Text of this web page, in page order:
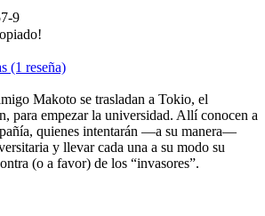
9
(1 reseña)
Makoto se trasladan a Tokio, el
para empezar la universidad. Allí conocen a
quienes intentarán —a su manera—
y llevar cada una a su modo su
(o a favor) de los “invasores”.